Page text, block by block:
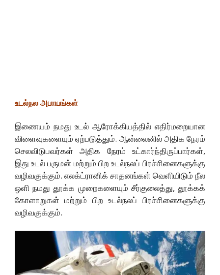
உடல்நல அபாயங்கள்
இணையம் நமது உடல் ஆரோக்கியத்தில் எதிர்மறையான
விளைவுகளையும் ஏற்படுத்தும். ஆன்லைனில் அதிக நேரம்
செலவிடுபவர்கள் அதிக நேரம் உட்கார்ந்திருப்பார்கள்,
இது உடல் பருமன் மற்றும் பிற உடல்நலப் பிரச்சினைகளுக்கு
வழிவகுக்கும். எலக்ட்ரானிக் சாதனங்கள் வெளியிடும் நீல
ஒளி நமது தூக்க முறைகளையும் சீர்குலைத்து, தூக்கக்
கோளாறுகள் மற்றும் பிற உடல்நலப் பிரச்சினைகளுக்கு
வழிவகுக்கும்.